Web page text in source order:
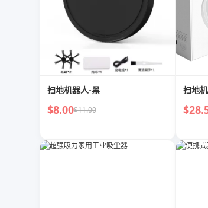
扫地机器人-黑
$8.00$11.00
扫地